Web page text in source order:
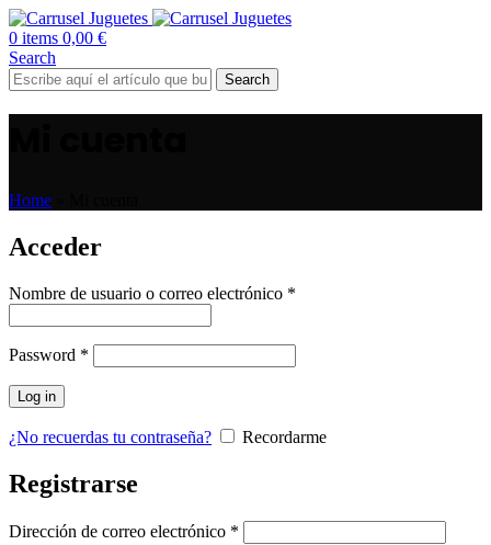
0 items 0,00 €
Search
Search
Home
Acceder
Nombre de usuario o correo electrónico *
Password *
Log in
¿No recuerdas tu contraseña? Recordarme
Registrarse
Dirección de correo electrónico *